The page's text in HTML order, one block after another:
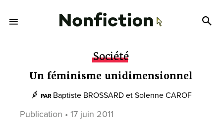
Société
Un féminisme unidimensionnel
PAR Baptiste BROSSARDet Solenne CAROF
Publication • 17 juin 2011